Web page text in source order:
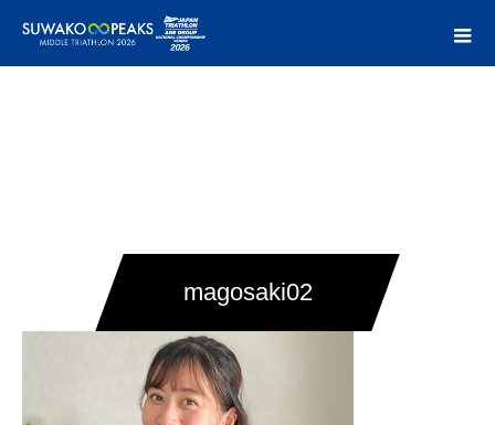
magosaki02